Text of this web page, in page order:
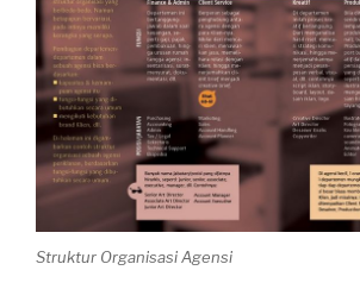
Struktur Organisasi Agensi